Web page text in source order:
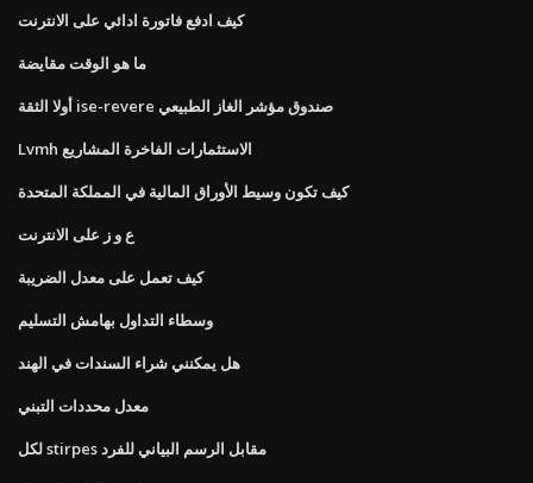
كيف ادفع فاتورة ادائي على الانترنت
ما هو الوقت مقايضة
أولا الثقة ise-revere صندوق مؤشر الغاز الطبيعي
Lvmh الاستثمارات الفاخرة المشاريع
كيف تكون وسيط الأوراق المالية في المملكة المتحدة
ع و ز على الانترنت
كيف تعمل على معدل الضريبة
وسطاء التداول بهامش التسليم
هل يمكنني شراء السندات في الهند
معدل محددات التبني
لكل stirpes مقابل الرسم البياني للفرد